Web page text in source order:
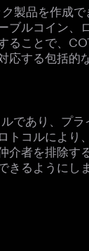
製品を作成
ルコイン、
ることで、
応する包括的
であり、プ
トコルにより
介者を排除す
るようにしま